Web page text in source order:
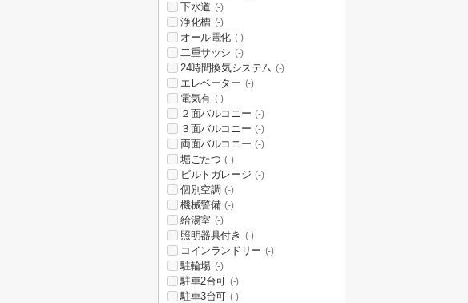
下水道 (-)
浄化槽 (-)
オール電化 (-)
二重サッシ (-)
24時間換気システム (-)
エレベーター (-)
電気有 (-)
２面バルコニー (-)
３面バルコニー (-)
両面バルコニー (-)
堀ごたつ (-)
ビルトガレージ (-)
個別空調 (-)
機械警備 (-)
給湯室 (-)
照明器具付き (-)
コインランドリー (-)
駐輪場 (-)
駐車2台可 (-)
駐車3台可 (-)